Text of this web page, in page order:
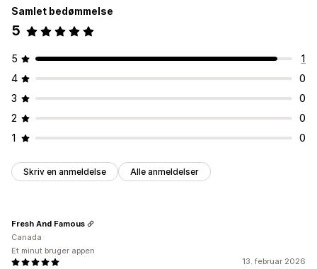
Samlet bedømmelse
5
5
1
4
0
3
0
2
0
1
0
Skriv en anmeldelse Alle anmeldelser
13. februar 2026
Fresh And Famous
Canada
Et minut bruger appen